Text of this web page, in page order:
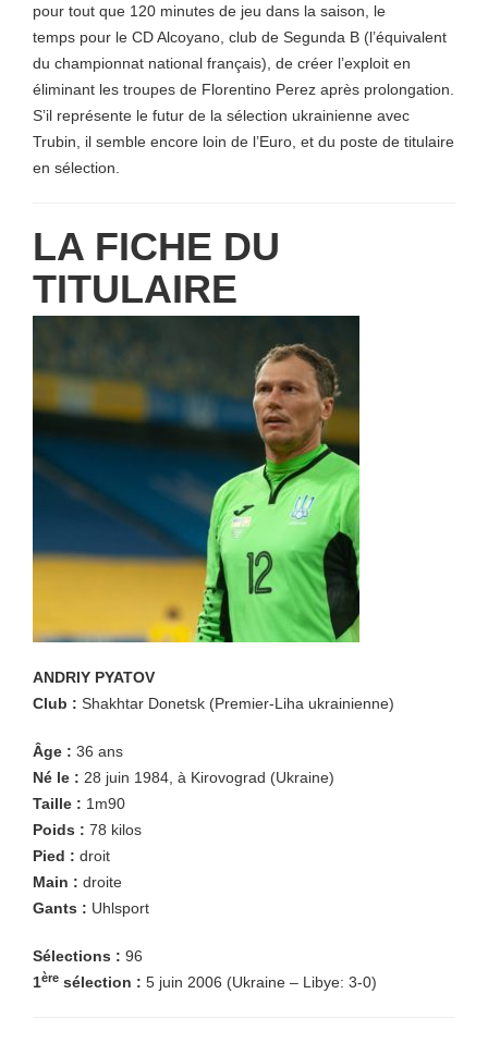
pour tout que 120 minutes de jeu dans la saison, le
temps pour le CD Alcoyano, club de Segunda B (l’équivalent
du championnat national français), de créer l’exploit en
éliminant les troupes de Florentino Perez après prolongation.
S’il représente le futur de la sélection ukrainienne avec
Trubin, il semble encore loin de l’Euro, et du poste de titulaire
en sélection.
LA FICHE DU
TITULAIRE
ANDRIY PYATOV
Club : Shakhtar Donetsk (Premier-Liha ukrainienne)
Âge : 36 ans
Né le : 28 juin 1984, à Kirovograd (Ukraine)
Taille : 1m90
Poids : 78 kilos
Pied : droit
Main : droite
Gants : Uhlsport
Sélections : 96
1ère sélection : 5 juin 2006 (Ukraine – Libye: 3-0)